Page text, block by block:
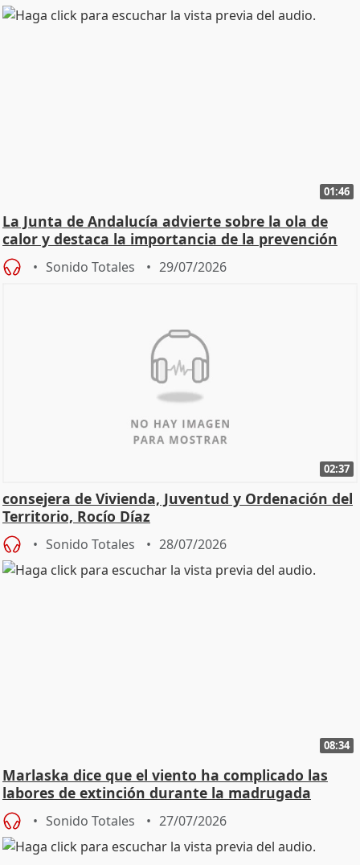
01:46
La Junta de Andalucía advierte sobre la ola de
calor y destaca la importancia de la prevención
Sonido Totales 29/07/2026
02:37
consejera de Vivienda, Juventud y Ordenación del
Territorio, Rocío Díaz
Sonido Totales 28/07/2026
08:34
Marlaska dice que el viento ha complicado las
labores de extinción durante la madrugada
Sonido Totales 27/07/2026